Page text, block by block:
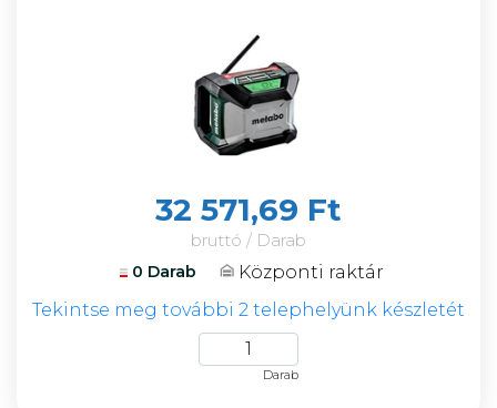
32 571,69 Ft
bruttó / Darab
0 Darab
Központi raktár
Tekintse meg további 2 telephelyünk készletét
Darab